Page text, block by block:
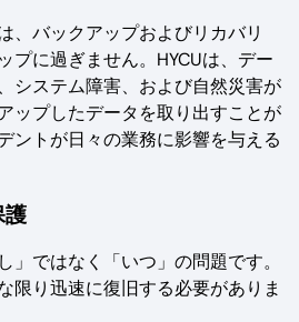
、バックアップおよびリカバリ
プに過ぎません。HYCUは、デー
システム障害、および自然災害が
ップしたデータを取り出すことが
ントが日々の業務に影響を与える
護
」ではなく「いつ」の問題です。
限り迅速に復旧する必要がありま